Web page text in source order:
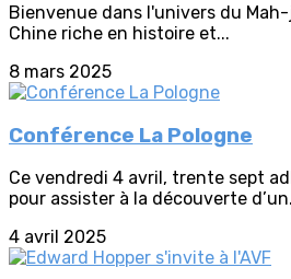
Bienvenue dans l'univers du
Chine riche en histoire et...
8 mars 2025
Conférence La Pologne
Ce vendredi 4 avril, trente sept
pour assister à la découverte
4 avril 2025